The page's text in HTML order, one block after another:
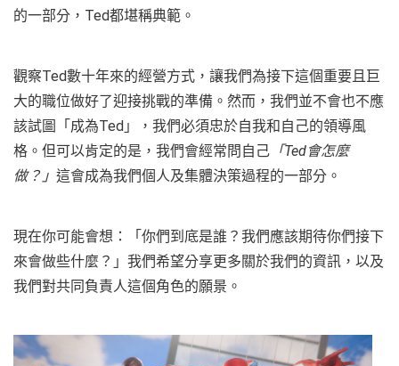
的一部分，Ted都堪稱典範。
觀察Ted數十年來的經營方式，讓我們為接下這個重要且巨
大的職位做好了迎接挑戰的準備。然而，我們並不會也不應
該試圖「成為Ted」，我們必須忠於自我和自己的領導風
格。但可以肯定的是，我們會經常問自己 「Ted會怎麼
做？」 這會成為我們個人及集體決策過程的一部分。
現在你可能會想：「你們到底是誰？我們應該期待你們接下
來會做些什麼？」我們希望分享更多關於我們的資訊，以及
我們對共同負責人這個角色的願景。